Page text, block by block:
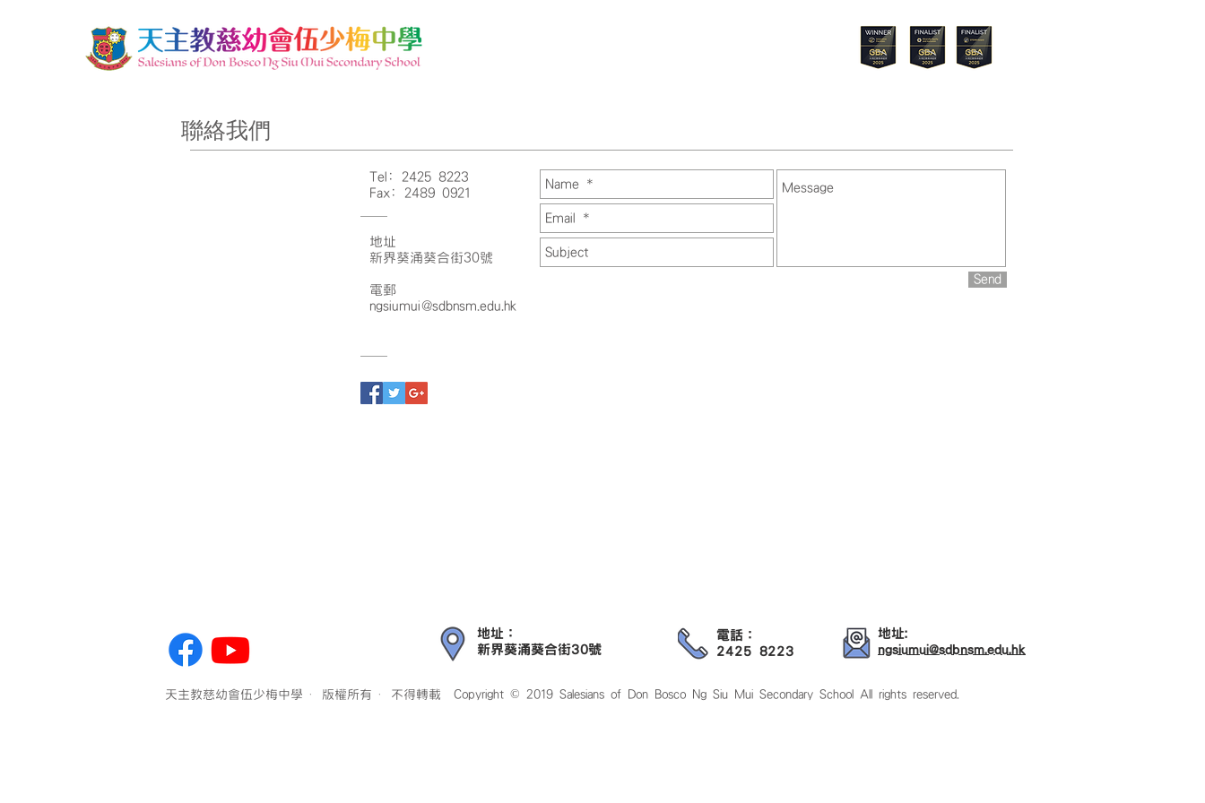
聯絡我們
Tel: 2425 8223
Fax: 2489 0921
地址
新界葵涌葵合街30號
電郵
ngsiumui@sdbnsm.edu.hk
Send
地址：
新界葵涌葵合街30號
電話：
2425 8223
地址:
ngsiumui@sdbnsm.edu.hk
天主教慈幼會伍少梅中學 ·版權所有 ·不得轉載 Copyright © 2019 Salesians of Don Bosco Ng Siu Mui Secondary School All rights reserved.